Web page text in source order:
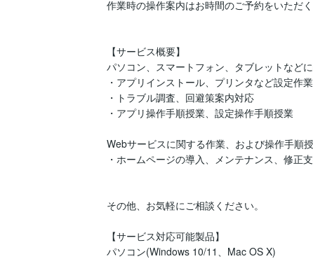
作業時の操作案内はお時間のご予約をいただ
【サービス概要】
パソコン、スマートフォン、タブレットなど
・アプリインストール、プリンタなど設定作
・トラブル調査、回避策案内対応
・アプリ操作手順授業、設定操作手順授業
Webサービスに関する作業、および操作手順
・ホームページの導入、メンテナンス、修正
その他、お気軽にご相談ください。
【サービス対応可能製品】
パソコン(Windows 10/11、Mac OS X)